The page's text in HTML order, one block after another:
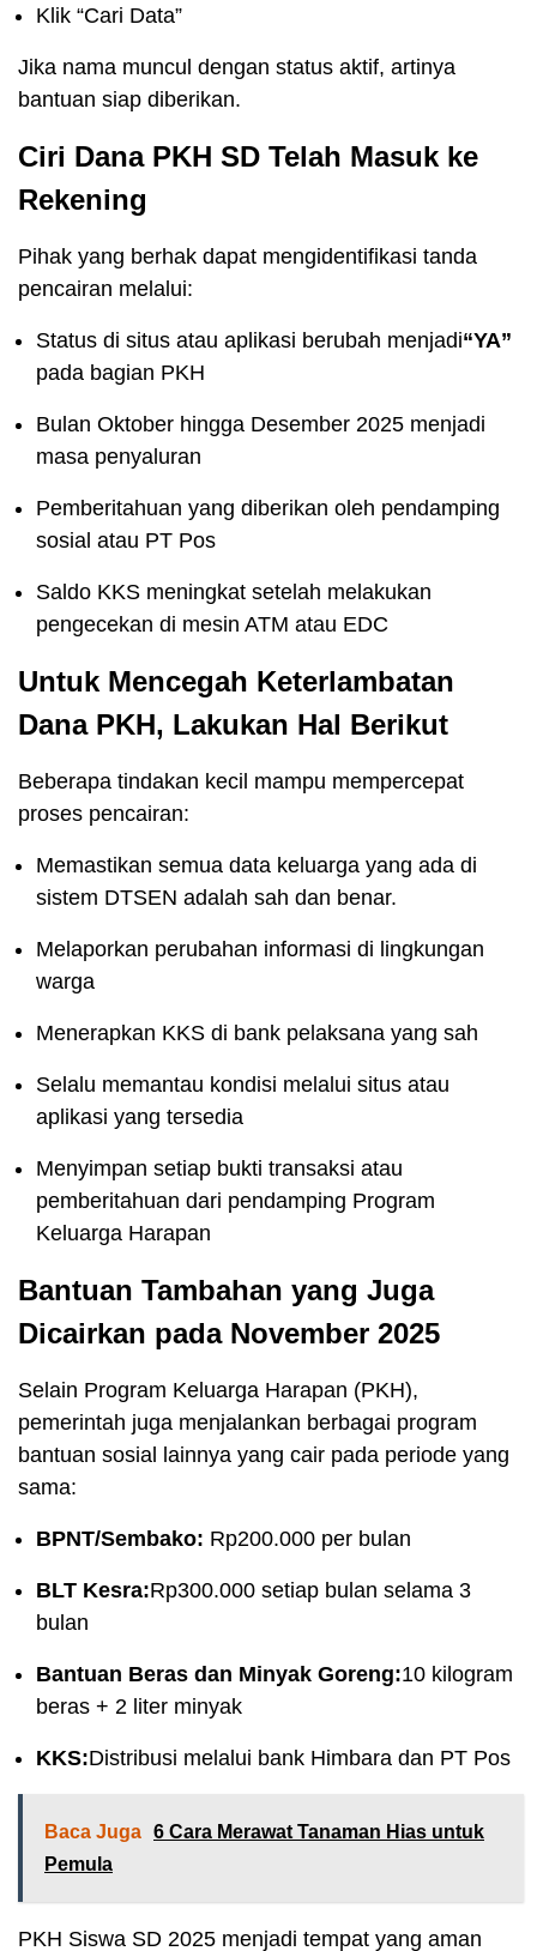
Klik “Cari Data”
Jika nama muncul dengan status aktif, artinya
bantuan siap diberikan.
Ciri Dana PKH SD Telah Masuk ke
Rekening
Pihak yang berhak dapat mengidentifikasi tanda
pencairan melalui:
Status di situs atau aplikasi berubah menjadi“YA”
pada bagian PKH
Bulan Oktober hingga Desember 2025 menjadi
masa penyaluran
Pemberitahuan yang diberikan oleh pendamping
sosial atau PT Pos
Saldo KKS meningkat setelah melakukan
pengecekan di mesin ATM atau EDC
Untuk Mencegah Keterlambatan
Dana PKH, Lakukan Hal Berikut
Beberapa tindakan kecil mampu mempercepat
proses pencairan:
Memastikan semua data keluarga yang ada di
sistem DTSEN adalah sah dan benar.
Melaporkan perubahan informasi di lingkungan
warga
Menerapkan KKS di bank pelaksana yang sah
Selalu memantau kondisi melalui situs atau
aplikasi yang tersedia
Menyimpan setiap bukti transaksi atau
pemberitahuan dari pendamping Program
Keluarga Harapan
Bantuan Tambahan yang Juga
Dicairkan pada November 2025
Selain Program Keluarga Harapan (PKH),
pemerintah juga menjalankan berbagai program
bantuan sosial lainnya yang cair pada periode yang
sama:
BPNT/Sembako: Rp200.000 per bulan
BLT Kesra:Rp300.000 setiap bulan selama 3
bulan
Bantuan Beras dan Minyak Goreng:10 kilogram
beras + 2 liter minyak
KKS:Distribusi melalui bank Himbara dan PT Pos
Baca Juga 6 Cara Merawat Tanaman Hias untuk
Pemula
PKH Siswa SD 2025 menjadi tempat yang aman